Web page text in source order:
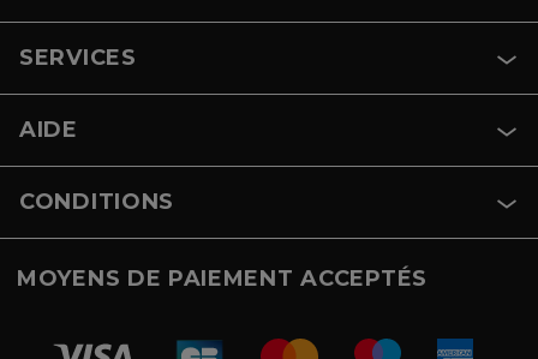
SERVICES
AIDE
CONDITIONS
MOYENS DE PAIEMENT ACCEPTÉS